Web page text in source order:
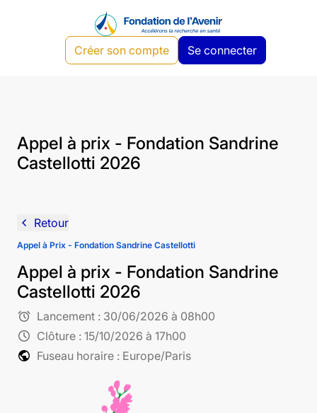
Créer son compte Se connecter
Appel à prix - Fondation Sandrine
Castellotti 2026
navigate_before Retour
Appel à Prix - Fondation Sandrine Castellotti
Appel à prix - Fondation Sandrine
Castellotti 2026
alarm Lancement : 30/06/2026 à 08h00
schedule Clôture : 15/10/2026 à 17h00
public Fuseau horaire : Europe/Paris